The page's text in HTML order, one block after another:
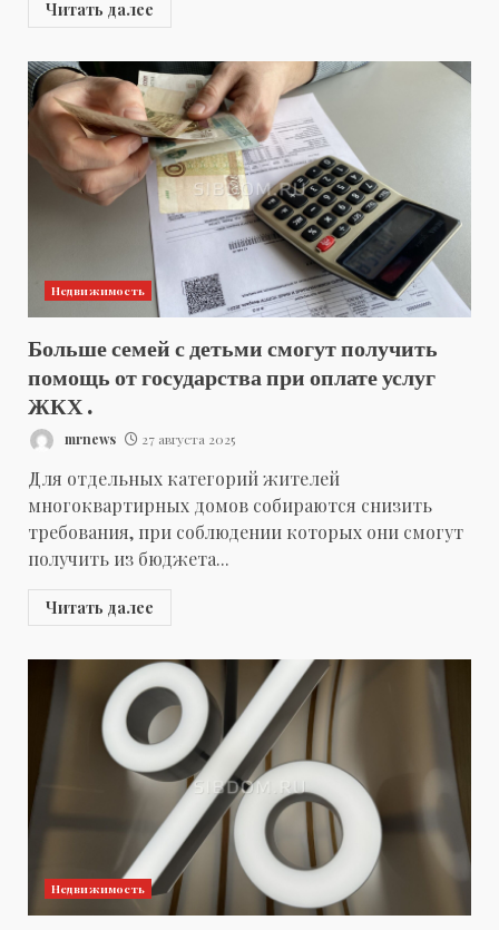
Читать далее
Недвижимость
Больше семей с детьми смогут получить
помощь от государства при оплате услуг
ЖКХ .
mrnews 27 августа 2025
Для отдельных категорий жителей
многоквартирных домов собираются снизить
требования, при соблюдении которых они смогут
получить из бюджета...
Читать далее
Недвижимость